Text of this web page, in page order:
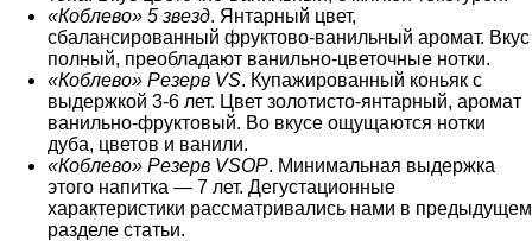
«Коблево» 5 звезд. Янтарный цвет,
сбалансированный фруктово-ванильный аромат. Вкус
полный, преобладают ванильно-цветочные нотки.
«Коблево» Резерв VS. Купажированный коньяк с
выдержкой 3-6 лет. Цвет золотисто-янтарный, аромат
ванильно-фруктовый. Во вкусе ощущаются нотки
дуба, цветов и ванили.
«Коблево» Резерв VSOP. Минимальная выдержка
этого напитка — 7 лет. Дегустационные
характеристики рассматривались нами в предыдущем
разделе статьи.